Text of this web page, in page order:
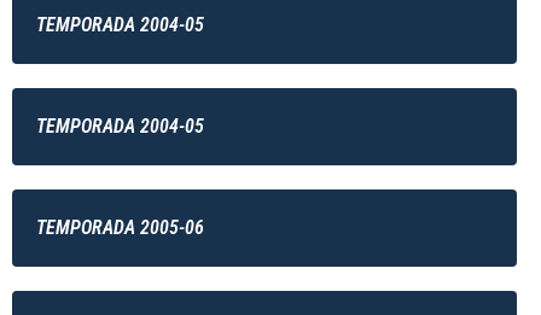
TEMPORADA 2004-05
TEMPORADA 2004-05
TEMPORADA 2005-06